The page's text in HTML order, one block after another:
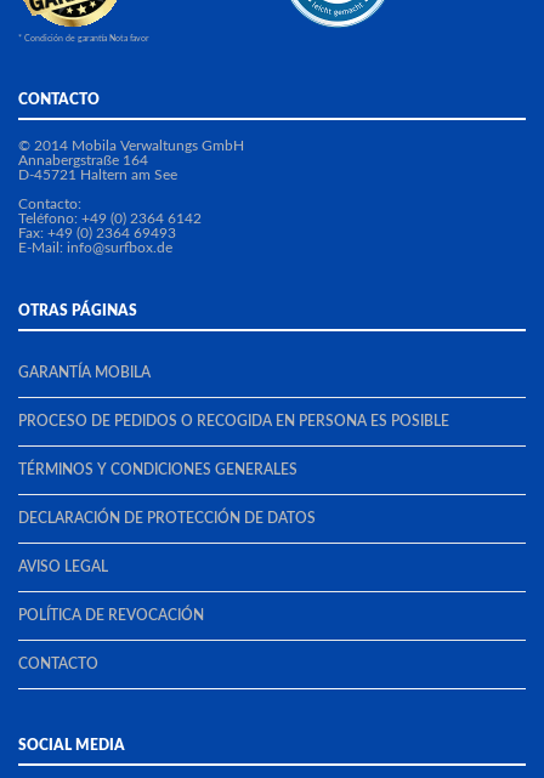
* Condición de garantía Nota favor
CONTACTO
© 2014 Mobila Verwaltungs GmbH
Annabergstraße 164
D-45721 Haltern am See
Contacto:
Teléfono: +49 (0) 2364 6142
Fax: +49 (0) 2364 69493
E-Mail: info@surfbox.de
OTRAS PÁGINAS
GARANTÍA MOBILA
PROCESO DE PEDIDOS O RECOGIDA EN PERSONA ES POSIBLE
TÉRMINOS Y CONDICIONES GENERALES
DECLARACIÓN DE PROTECCIÓN DE DATOS
AVISO LEGAL
POLÍTICA DE REVOCACIÓN
CONTACTO
SOCIAL MEDIA